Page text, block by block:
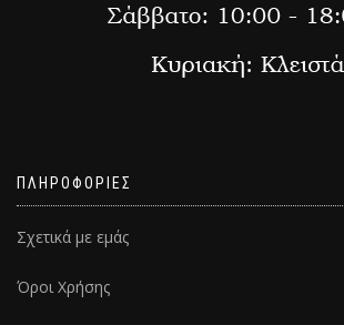
ΠΛΗΡΟΦΟΡΙΕΣ
Σχετικά με εμάς
Όροι Χρήσης